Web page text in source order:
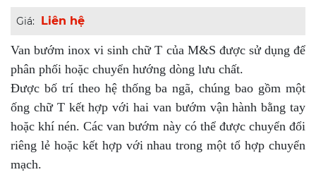
Giá: Liên hệ
Van bướm inox vi sinh chữ T của M&S được sử dụng để
phân phối hoặc chuyển hướng dòng lưu chất.
Được bố trí theo hệ thống ba ngã, chúng bao gồm một
ống chữ T kết hợp với hai van bướm vận hành bằng tay
hoặc khí nén. Các van bướm này có thể được chuyển đổi
riêng lẻ hoặc kết hợp với nhau trong một tổ hợp chuyển
mạch.